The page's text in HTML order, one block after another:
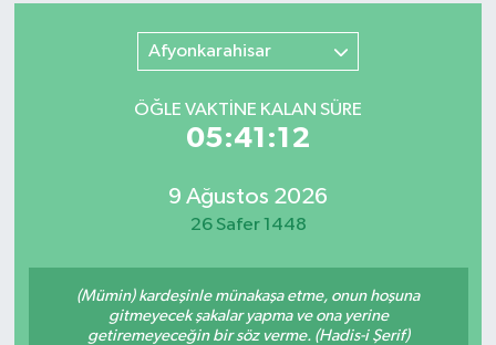
Afyonkarahisar
ÖĞLE VAKTİNE KALAN SÜRE
05:41:12
9 Ağustos 2026
26 Safer 1448
(Mümin) kardeşinle münakaşa etme, onun hoşuna
gitmeyecek şakalar yapma ve ona yerine
getiremeyeceğin bir söz verme. (Hadis-i Şerif)
Tüm Manşetler